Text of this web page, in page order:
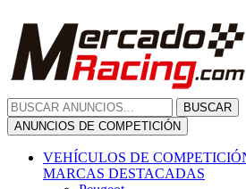
BUSCAR
ANUNCIOS DE COMPETICIÓN
VEHÍCULOS DE COMPETICIÓN
MARCAS DESTACADAS
Peugeot
Citroën